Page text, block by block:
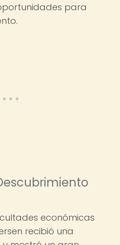
para
económicas
recibió una